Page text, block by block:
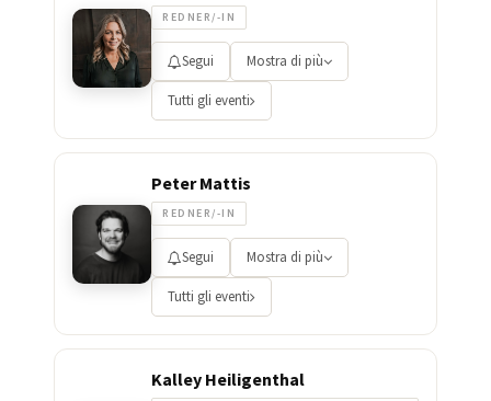
REDNER/-IN
Segui Mostra di più
Tutti gli eventi
Peter Mattis
REDNER/-IN
Segui Mostra di più
Tutti gli eventi
Kalley Heiligenthal